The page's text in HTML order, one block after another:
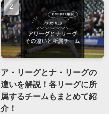
ア・リーグとナ・リーグの
違いを解説！各リーグに所
属するチームもまとめて紹
介！